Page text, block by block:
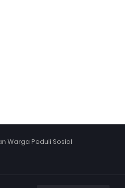
Warga Peduli Sosial